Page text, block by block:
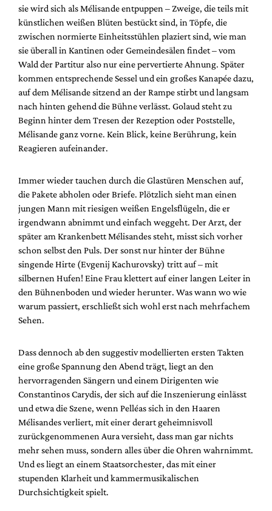
sie wird sich als Mélisande entpuppen – Zweige, die teils mit
künstlichen weißen Blüten bestückt sind, in Töpfe, die
zwischen normierte Einheitsstühlen plaziert sind, wie man
sie überall in Kantinen oder Gemeindesälen findet – vom
Wald der Partitur also nur eine pervertierte Ahnung. Später
kommen entsprechende Sessel und ein großes Kanapée dazu,
auf dem Mélisande sitzend an der Rampe stirbt und langsam
nach hinten gehend die Bühne verlässt. Golaud steht zu
Beginn hinter dem Tresen der Rezeption oder Poststelle,
Mélisande ganz vorne. Kein Blick, keine Berührung, kein
Reagieren aufeinander.
Immer wieder tauchen durch die Glastüren Menschen auf,
die Pakete abholen oder Briefe. Plötzlich sieht man einen
jungen Mann mit riesigen weißen Engelsflügeln, die er
irgendwann abnimmt und einfach weggeht. Der Arzt, der
später am Krankenbett Mélisandes steht, misst sich vorher
schon selbst den Puls. Der sonst nur hinter der Bühne
singende Hirte (Evgenij Kachurovsky) tritt auf – mit
silbernen Hufen! Eine Frau klettert auf einer langen Leiter in
den Bühnenboden und wieder herunter. Was wann wo wie
warum passiert, erschließt sich wohl erst nach mehrfachem
Sehen.
Dass dennoch ab den suggestiv modellierten ersten Takten
eine große Spannung den Abend trägt, liegt an den
hervorragenden Sängern und einem Dirigenten wie
Constantinos Carydis, der sich auf die Inszenierung einlässt
und etwa die Szene, wenn Pelléas sich in den Haaren
Mélisandes verliert, mit einer derart geheimnisvoll
zurückgenommenen Aura versieht, dass man gar nichts
mehr sehen muss, sondern alles über die Ohren wahrnimmt.
Und es liegt an einem Staatsorchester, das mit einer
stupenden Klarheit und kammermusikalischen
Durchsichtigkeit spielt.